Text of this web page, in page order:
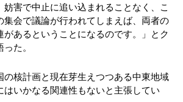
妨害で中止に追い込まれることなく、こ
集会で議論が行われてしまえば、両者の
があるということになるのです。」とク
た。
の核計画と現在芽生えつつある中東地域
はいかなる関連性もないと主張してい